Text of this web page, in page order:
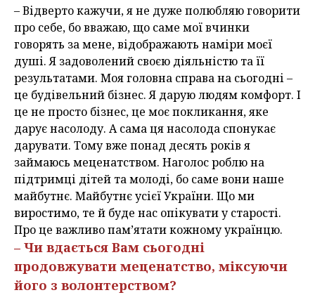
– Відверто кажучи, я не дуже полюбляю говорити
про себе, бо вважаю, що саме мої вчинки
говорять за мене, відображають наміри моєї
душі. Я задоволений своєю діяльністю та її
результатами. Моя головна справа на сьогодні –
це будівельний бізнес. Я дарую людям комфорт. І
це не просто бізнес, це моє покликання, яке
дарує насолоду. А сама ця насолода спонукає
дарувати. Тому вже понад десять років я
займаюсь меценатством. Наголос роблю на
підтримці дітей та молоді, бо саме вони наше
майбутнє. Майбутнє усієї України. Що ми
виростимо, те й буде нас опікувати у старості.
Про це важливо пам’ятати кожному українцю.
– Чи вдається Вам сьогодні
продовжувати меценатство, міксуючи
його з волонтерством?